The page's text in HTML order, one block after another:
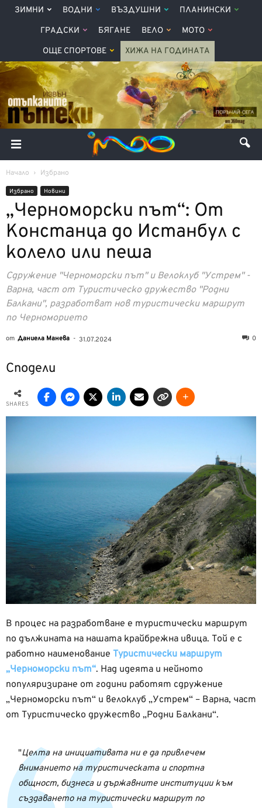
ЗИМНИ ВОДНИ ВЪЗДУШНИ ПЛАНИНСКИ
ГРАДСКИ БЯГАНЕ ВЕЛО МОТО
ОЩЕ СПОРТОВЕ ХИЖА НА ГОДИНАТА
Начало Избрано
Избрано Новини
„Черноморски път“: От
Констанца до Истанбул с
колело или пеша
Сдружение "Черноморски път" и Велоклуб "Устрем" -
Варна, част от Туристическо дружество "Родни
Балкани", разработват нов туристически маршрут
по Черноморието
от Даниела Манева - 31.07.2024 0
Сподели
SHARES
В процес на разработване е туристически маршрут
по дължината на нашата крайбрежна ивица. Той е с
работно наименование Туристически маршрут
„Черноморски път“. Над идеята и нейното
популяризиране от години работят сдружение
„Черноморски път“ и велоклуб „Устрем“ – Варна, част
от Туристическо дружество „Родни Балкани“.
Целта на инициативата ни е да привлечем
вниманието на туристическата и спортна
общност, бизнеса и държавните институции към
създаването на туристически маршрут по